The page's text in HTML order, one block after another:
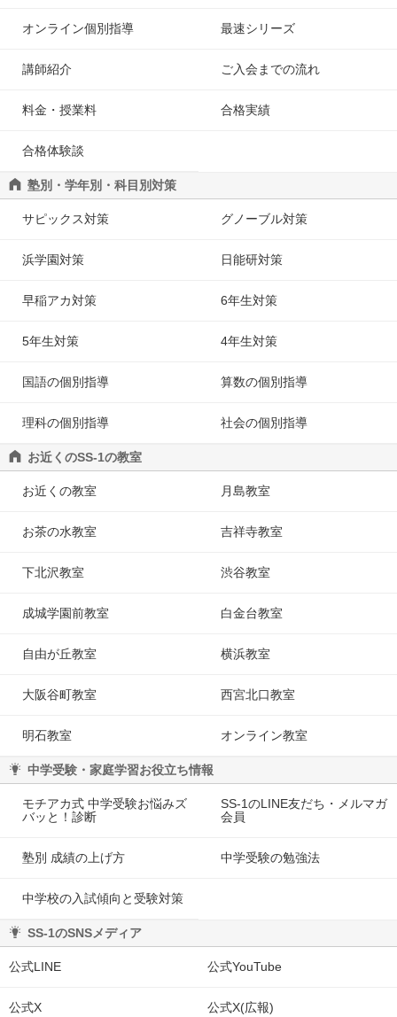
オンライン個別指導 最速シリーズ
講師紹介 ご入会までの流れ
料金・授業料 合格実績
合格体験談
塾別・学年別・科目別対策
サピックス対策 グノーブル対策
浜学園対策 日能研対策
早稲アカ対策 6年生対策
5年生対策 4年生対策
国語の個別指導 算数の個別指導
理科の個別指導 社会の個別指導
お近くのSS-1の教室
お近くの教室 月島教室
お茶の水教室 吉祥寺教室
下北沢教室 渋谷教室
成城学園前教室 白金台教室
自由が丘教室 横浜教室
大阪谷町教室 西宮北口教室
明石教室 オンライン教室
中学受験・家庭学習お役立ち情報
モチアカ式 中学受験お悩みズ
バッと！診断
SS-1のLINE友だち・メルマガ
会員
塾別 成績の上げ方 中学受験の勉強法
中学校の入試傾向と受験対策
SS-1のSNSメディア
公式LINE 公式YouTube
公式X 公式X(広報)